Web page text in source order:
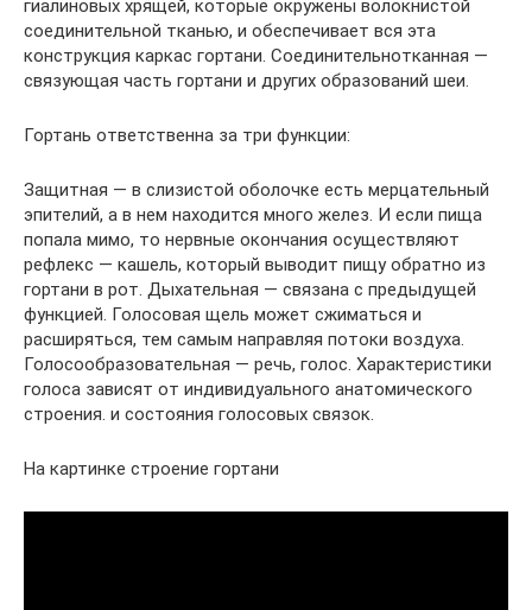
гиалиновых хрящей, которые окружены волокнистой
соединительной тканью, и обеспечивает вся эта
конструкция каркас гортани. Соединительнотканная —
связующая часть гортани и других образований шеи.
Гортань ответственна за три функции:
Защитная — в слизистой оболочке есть мерцательный
эпителий, а в нем находится много желез. И если пища
попала мимо, то нервные окончания осуществляют
рефлекс — кашель, который выводит пищу обратно из
гортани в рот. Дыхательная — связана с предыдущей
функцией. Голосовая щель может сжиматься и
расширяться, тем самым направляя потоки воздуха.
Голосообразовательная — речь, голос. Характеристики
голоса зависят от индивидуального анатомического
строения. и состояния голосовых связок.
На картинке строение гортани